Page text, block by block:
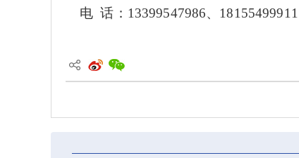
电 话： 13399547986、18155499911